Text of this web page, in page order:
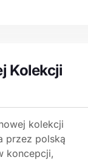
Kolekcji
kolekcji
przez polską
koncepcji,